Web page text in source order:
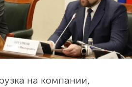
на компании,